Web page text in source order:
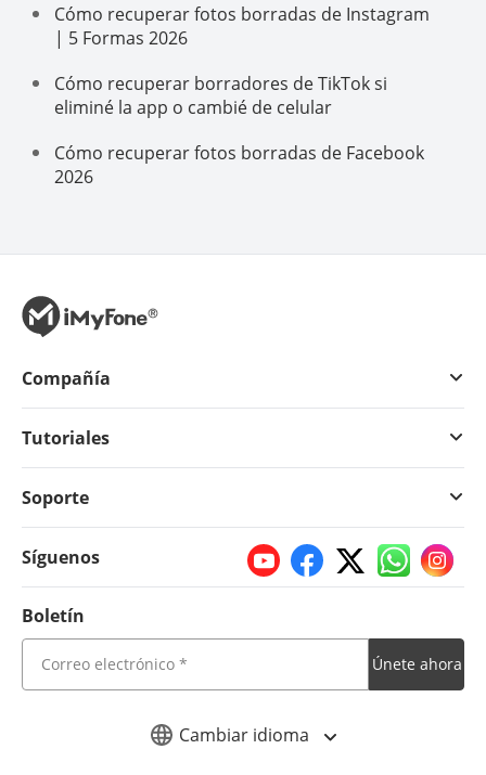
Cómo recuperar fotos borradas de Instagram
| 5 Formas 2026
Cómo recuperar borradores de TikTok si
eliminé la app o cambié de celular
Cómo recuperar fotos borradas de Facebook
2026
Cambiar idioma
Compañía
Tutoriales
Soporte
Síguenos
Boletín
Únete ahora